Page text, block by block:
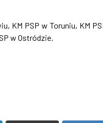
KM PSP w Toruniu, KM
w Ostródzie.